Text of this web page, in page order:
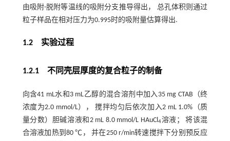
由吸附-脱附等温线的吸附分支推导得出， 总孔体积则通过
粒子样品在相对压力为0.995时的吸附量估算得出.
1.2 实验过程
1.2.1 不同壳层厚度的复合粒子的制备
向含41 mL水和3 mL乙醇的混合溶剂中加入35 mg CTAB（终
浓度为2.0 mmol/L）， 搅拌均匀后依次加入2 mL 1.0%（质
量分数）胆碱溶液和2 mL 8.0 mmol/L HAuCl 4溶液； 将该混
合溶液加热到80 ℃， 并在250 r/min转速搅拌下分别预反应